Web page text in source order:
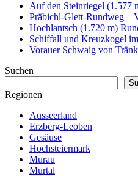
Auf den Steinriegel (1.577
Präbichl-Glett-Rundweg –
Hochlantsch (1.720 m)
Schiffall und Kreuzkogel
Vorauer Schwaig von
Suchen
Regionen
Ausseerland
Erzberg-Leoben
Gesäuse
Hochsteiermark
Murau
Murtal